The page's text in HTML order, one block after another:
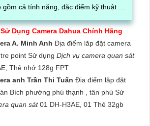
gồm cả tính năng, đặc điểm kỹ thuật và
Dụng Camera Dahua Chính Hãng
A. Minh Anh Địa điểm lăp đặt camera
point Sử dụng Dịch vụ camera quan sát
Thẻ nhớ 128g FPT
anh Trần Thi Tuấn Địa điểm lăp đặt
Bích phường phú thạnh , tân phú Sử
quan sát01 DH-H3AE, 01 Thẻ 32gb